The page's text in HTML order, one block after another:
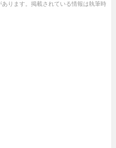
ります。掲載されている情報は執筆時